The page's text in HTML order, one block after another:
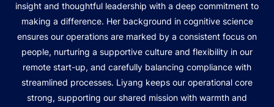
insight and thoughtful leadership with a deep commitment to
making a difference. Her background in cognitive science
ensures our operations are marked by a consistent focus on
people, nurturing a supportive culture and flexibility in our
remote start-up, and carefully balancing compliance with
streamlined processes. Liyang keeps our operational core
strong, supporting our shared mission with warmth and